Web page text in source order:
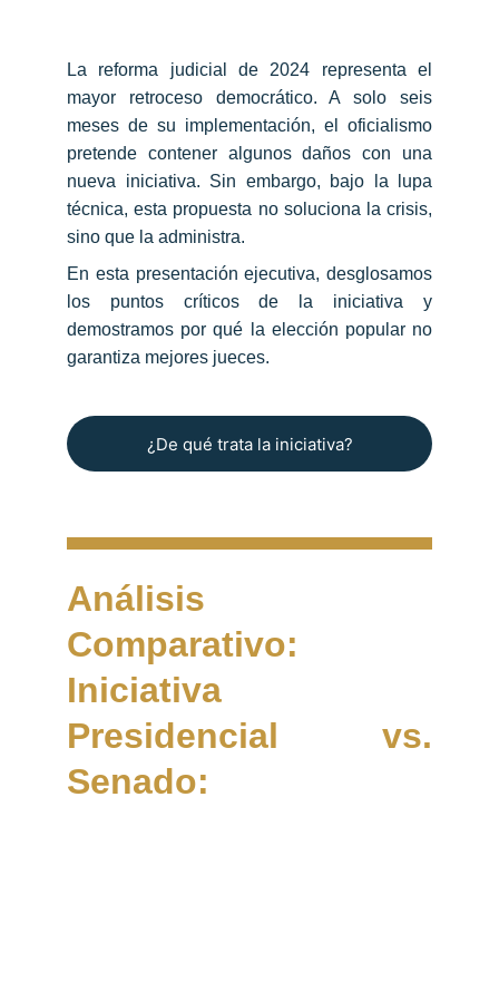
¿De qué trata la iniciativa?
La reforma judicial de 2024 representa el
mayor retroceso democrático. A solo seis
meses de su implementación, el oficialismo
pretende contener algunos daños con una
nueva iniciativa. Sin embargo, bajo la lupa
técnica, esta propuesta no soluciona la crisis,
sino que la administra.
En esta presentación ejecutiva, desglosamos
los puntos críticos de la iniciativa y
demostramos por qué la elección popular no
garantiza mejores jueces.
Análisis
Comparativo:
Iniciativa
Presidencial vs.
Senado: